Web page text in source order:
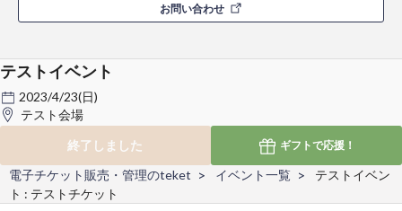
お問い合わせ
テストイベント
2023/4/23(日)
テスト会場
終了しました
ギフトで応援！
電子チケット販売・管理のteket イベント一覧
テストイベン
ト : テストチケット